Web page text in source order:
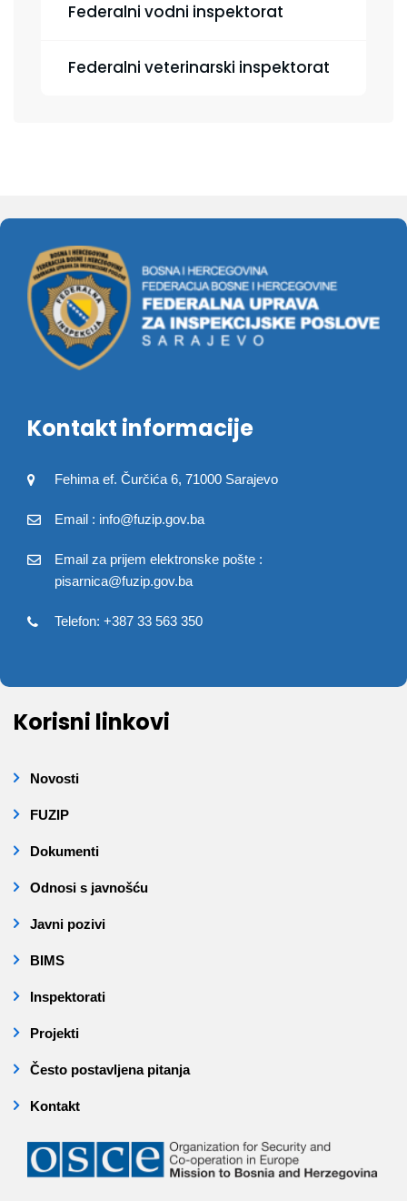
Federalni vodni inspektorat
Federalni veterinarski inspektorat
Kontakt informacije
Fehima ef. Čurčića 6, 71000 Sarajevo
Email : info@fuzip.gov.ba
Email za prijem elektronske pošte :
pisarnica@fuzip.gov.ba
Telefon: +387 33 563 350
Korisni linkovi
Novosti
FUZIP
Dokumenti
Odnosi s javnošću
Javni pozivi
BIMS
Inspektorati
Projekti
Često postavljena pitanja
Kontakt